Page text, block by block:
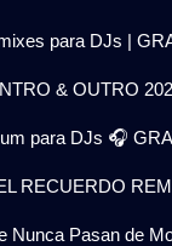
para DJs |
& OUTRO
para DJs 🎧
RECUERDO
Nunca Pasan de